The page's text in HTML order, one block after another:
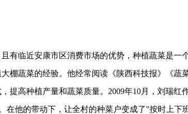
临近安康市区消费市场的优势，种植蔬菜是一
棚蔬菜的经验。他经常阅读《陕西科技报》《蔬
提高种植产量和蔬菜质量。2009年10月，刘瑞红
他的带动下，让全村的种菜户变成了"按时上下